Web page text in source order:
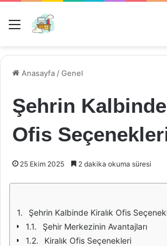
Menü
Anasayfa /Genel
Şehrin
Ofis
25 Ekim 2025 2 dakika okuma süresi
Şehrin Kalbinde Kiralık Ofis
Şehir Merkezinin Avantajları
Kiralık Ofis Seçenekleri